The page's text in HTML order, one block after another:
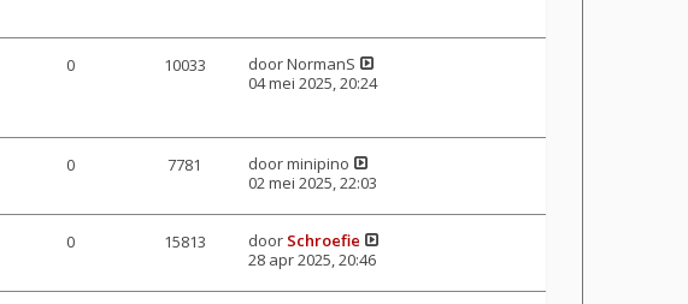
0 10033 doorNormanS
04 mei 2025, 20:24
0 7781 doorminipino
02 mei 2025, 22:03
0 15813 door Schroefie
28 apr 2025, 20:46